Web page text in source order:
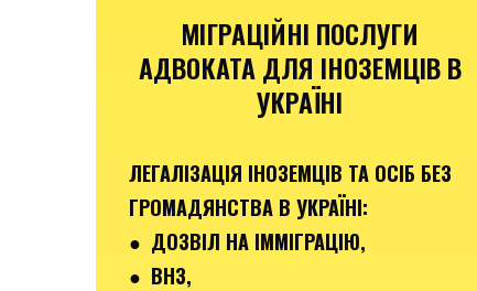
МІГРАЦІЙНІ ПОСЛУГИ
АДВОКАТА ДЛЯ ІНОЗЕМЦІВ В
УКРАЇНІ
ЛЕГАЛІЗАЦІЯ ІНОЗЕМЦІВ ТА ОСІБ БЕЗ
ГРОМАДЯНСТВА В УКРАЇНІ:
● ДОЗВІЛ НА ІММІГРАЦІЮ,
● ВНЗ,